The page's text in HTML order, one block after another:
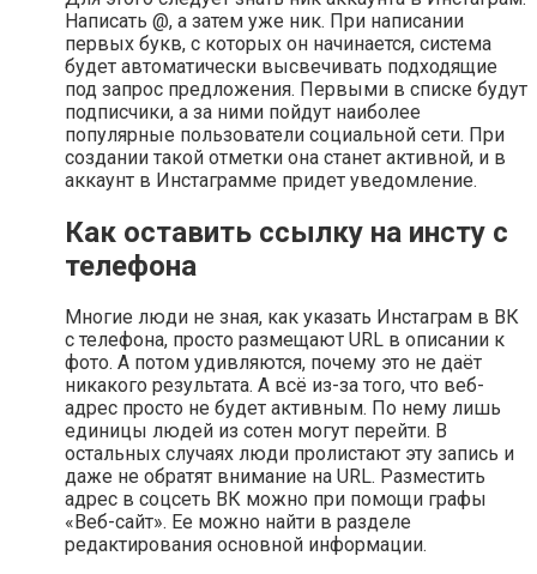
Написать @, а затем уже ник. При написании
первых букв, с которых он начинается, система
будет автоматически высвечивать подходящие
под запрос предложения. Первыми в списке будут
подписчики, а за ними пойдут наиболее
популярные пользователи социальной сети. При
создании такой отметки она станет активной, и в
аккаунт в Инстаграмме придет уведомление.
Как оставить ссылку на инсту с
телефона
Многие люди не зная, как указать Инстаграм в ВК
с телефона, просто размещают URL в описании к
фото. А потом удивляются, почему это не даёт
никакого результата. А всё из-за того, что веб-
адрес просто не будет активным. По нему лишь
единицы людей из сотен могут перейти. В
остальных случаях люди пролистают эту запись и
даже не обратят внимание на URL. Разместить
адрес в соцсеть ВК можно при помощи графы
«Веб-сайт». Ее можно найти в разделе
редактирования основной информации.